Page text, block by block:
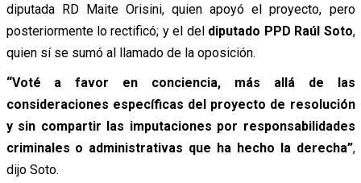
diputada RD Maite Orisini, quien apoyó el proyecto, pero
posteriormente lo rectificó; y el del diputado PPD Raúl Soto,
quien sí se sumó al llamado de la oposición.
“Voté a favor en conciencia, más allá de las
consideraciones específicas del proyecto de resolución
y sin compartir las imputaciones por responsabilidades
criminales o administrativas que ha hecho la derecha”,
dijo Soto.